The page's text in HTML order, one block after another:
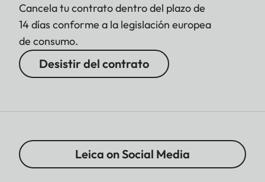
Cancela tu contrato dentro del plazo de
14 días conforme a la legislación europea
de consumo.
Desistir del contrato
Leica on Social Media